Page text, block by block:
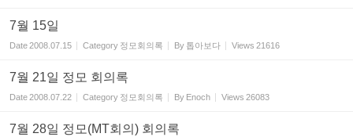
7월 15일
Date2008.07.15 Category 정모회의록 By 톱아보다 Views 21616
7월 21일 정모 회의록
Date2008.07.22 Category 정모회의록 By Enoch Views 26083
7월 28일 정모(MT회의) 회의록